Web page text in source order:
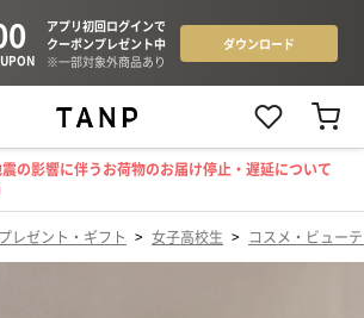
震の影響に伴うお荷物のお届け停止・遅延について
レゼント・ギフト > 女子高校生 > コスメ・ビュー